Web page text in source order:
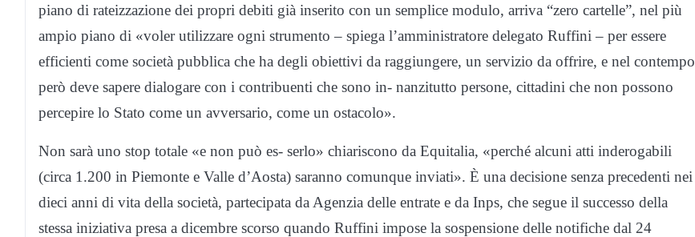
piano di rateizzazione dei propri debiti già inserito con un semplice modulo, arriva “zero cartelle”, nel più
ampio piano di «voler utilizzare ogni strumento – spiega l’amministratore delegato Ruffini – per essere
efficienti come società pubblica che ha degli obiettivi da raggiungere, un servizio da offrire, e nel contempo
però deve sapere dialogare con i contribuenti che sono in- nanzitutto persone, cittadini che non possono
percepire lo Stato come un avversario, come un ostacolo».
Non sarà uno stop totale «e non può es- serlo» chiariscono da Equitalia, «perché alcuni atti inderogabili
(circa 1.200 in Piemonte e Valle d’Aosta) saranno comunque inviati». È una decisione senza precedenti nei
dieci anni di vita della società, partecipata da Agenzia delle entrate e da Inps, che segue il successo della
stessa iniziativa presa a dicembre scorso quando Ruffini impose la sospensione delle notifiche dal 24